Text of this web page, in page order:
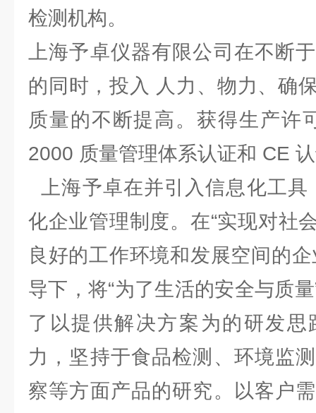
检测机构。
上海予卓仪器有限公司在不断
的同时，投入 人力、物力、确
质量的不断提高。获得生产许
2000 质量管理体系认证和
上海予卓在并引入信息化工具
化企业管理制度。在“实现对社
良好的工作环境和发展空间的
导下，将“为了生活的安全与质
了以提供解决方案为的研发
力，坚持于食品检测、环境监
察等方面产品的研究。以客户